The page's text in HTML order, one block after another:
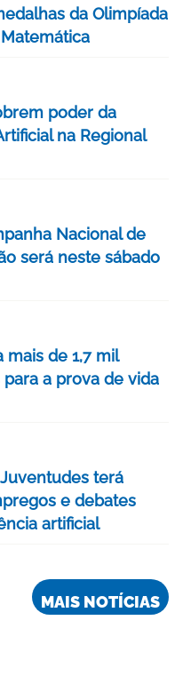
da Olimpíada
poder da
na Regional
Nacional de
será neste sábado
mais de 1,7 mil
a prova de vida
terá
e debates
artificial
MAIS NOTÍCIAS